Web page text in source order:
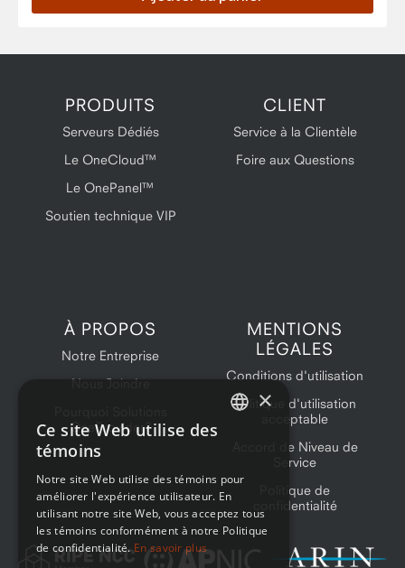
PRODUITS
Serveurs Dédiés
Le OneCloud™
Le OnePanel™
Soutien technique VIP
CLIENT
Service à la Clientèle
Foire aux Questions
À PROPOS
Notre Entreprise
Nous Joindre
OneProvider?
MENTIONS
LÉGALES
Conditions d'utilisation
Politique d'utilisation
acceptable
Accord de Niveau de
Service
Politique de
confidentialité
×
Ce site Web utilise des
témoins
Notre site Web utilise des témoins pour
améliorer l'expérience utilisateur. En
utilisant notre site Web, vous acceptez tous
les témoins conformément à notre Politique
de confidentialité. En savoir plus